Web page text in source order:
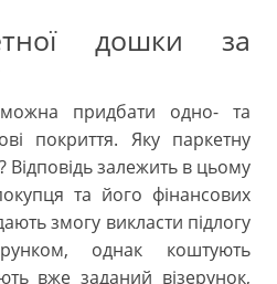
дошки за
придбати одно- та
покриття. Яку паркетну
залежить в цьому
та його фінансових
змогу викласти підлогу
однак коштують
вже заданий візерунок,